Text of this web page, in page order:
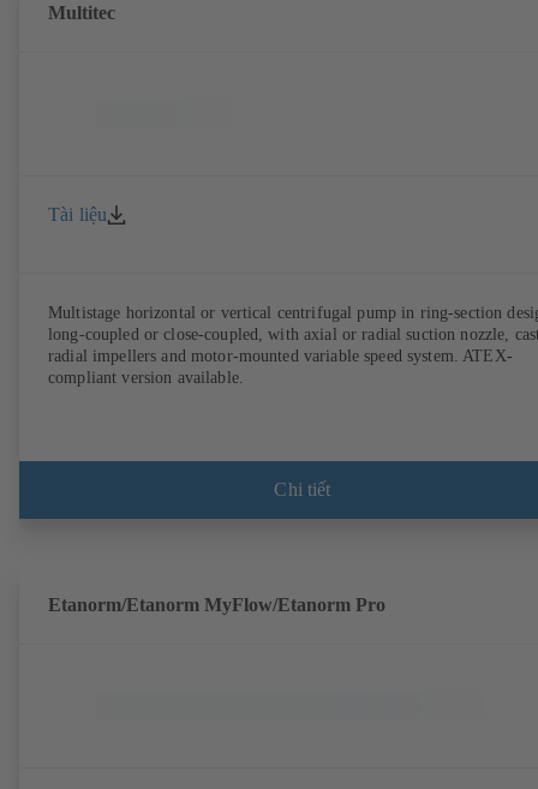
Multitec
Tài liệu
Multistage horizontal or vertical centrifugal pump in ring-section
long-coupled or close-coupled, with axial or radial suction nozzle,
radial impellers and motor-mounted variable speed system. ATEX-
compliant version available.
Chi tiết
Etanorm/Etanorm MyFlow/Etanorm Pro